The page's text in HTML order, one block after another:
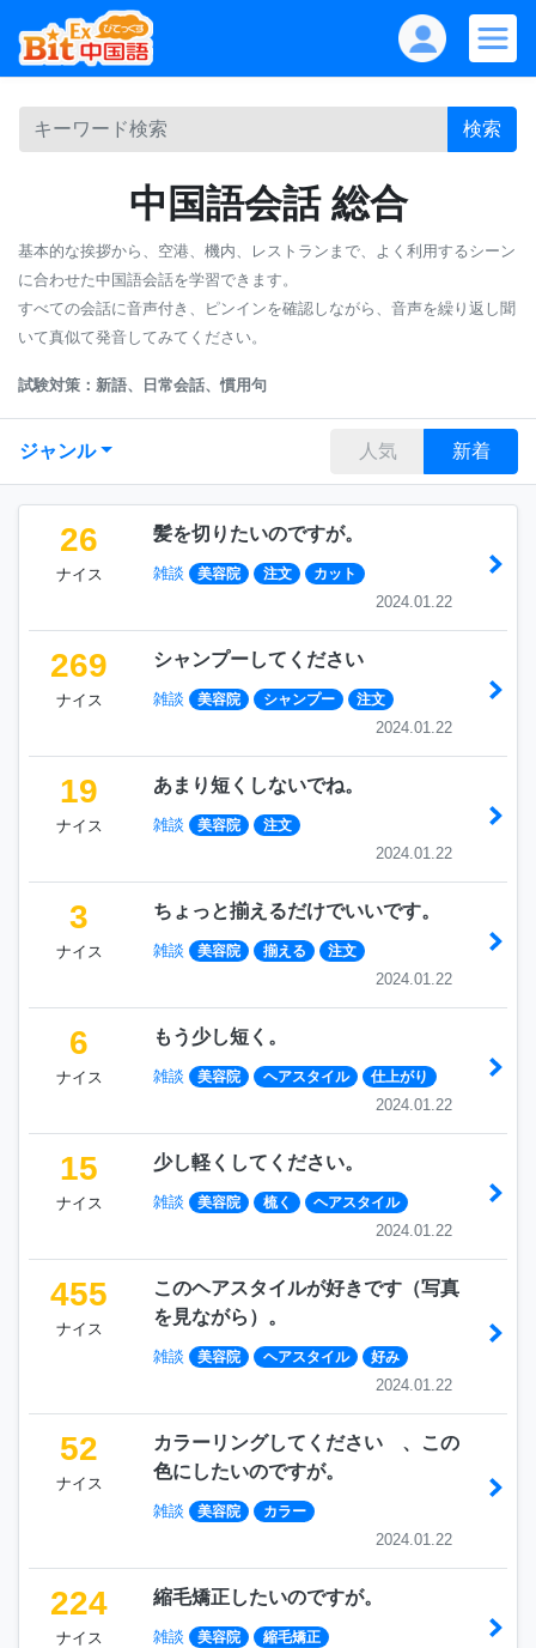
検索
中国語会話 総合
基本的な挨拶から、空港、機内、レストランまで、よく利用するシーン
に合わせた中国語会話を学習できます。
すべての会話に音声付き、ピンインを確認しながら、音声を繰り返し聞
いて真似て発音してみてください。
試験対策：新語、日常会話、慣用句
ジャンル 人気 新着
26
ナイス
髪を切りたいのですが。
雑談 美容院 注文 カット
2024.01.22
269
ナイス
シャンプーしてください
雑談 美容院 シャンプー 注文
2024.01.22
19
ナイス
あまり短くしないでね。
雑談 美容院 注文
2024.01.22
3
ナイス
ちょっと揃えるだけでいいです。
雑談 美容院 揃える 注文
2024.01.22
6
ナイス
もう少し短く。
雑談 美容院 ヘアスタイル 仕上がり
2024.01.22
15
ナイス
少し軽くしてください。
雑談 美容院 梳く ヘアスタイル
2024.01.22
455
ナイス
このヘアスタイルが好きです（写真
を見ながら）。
雑談 美容院 ヘアスタイル 好み
2024.01.22
52
ナイス
カラーリングしてください 、この
色にしたいのですが。
雑談 美容院 カラー
2024.01.22
224
ナイス
縮毛矯正したいのですが。
雑談 美容院 縮毛矯正